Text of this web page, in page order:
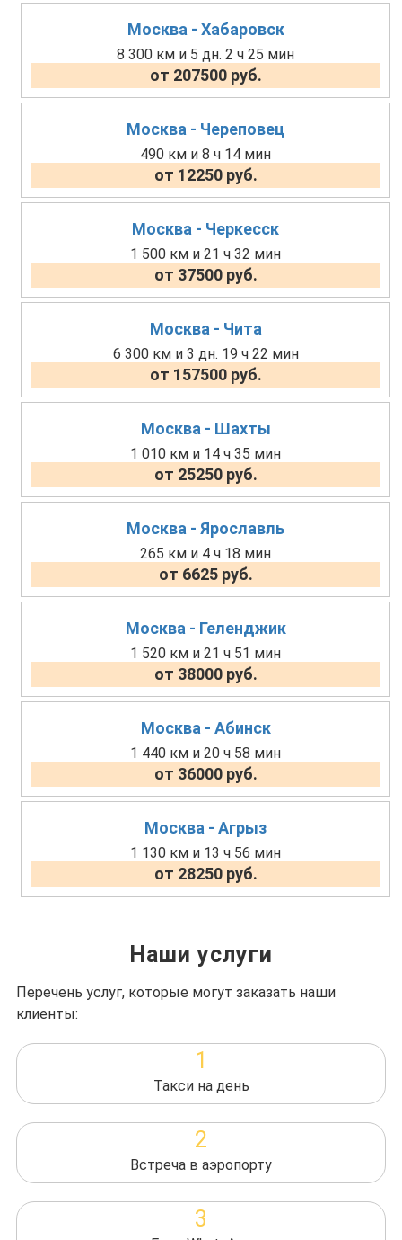
Москва - Хабаровск
8 300 км и 5 дн. 2 ч 25 мин
от 207500 руб.
Москва - Череповец
490 км и 8 ч 14 мин
от 12250 руб.
Москва - Черкесск
1 500 км и 21 ч 32 мин
от 37500 руб.
Москва - Чита
6 300 км и 3 дн. 19 ч 22 мин
от 157500 руб.
Москва - Шахты
1 010 км и 14 ч 35 мин
от 25250 руб.
Москва - Ярославль
265 км и 4 ч 18 мин
от 6625 руб.
Москва - Геленджик
1 520 км и 21 ч 51 мин
от 38000 руб.
Москва - Абинск
1 440 км и 20 ч 58 мин
от 36000 руб.
Москва - Агрыз
1 130 км и 13 ч 56 мин
от 28250 руб.
Наши услуги
Перечень услуг, которые могут заказать наши
клиенты:
1
Такси на день
2
Встреча в аэропорту
3